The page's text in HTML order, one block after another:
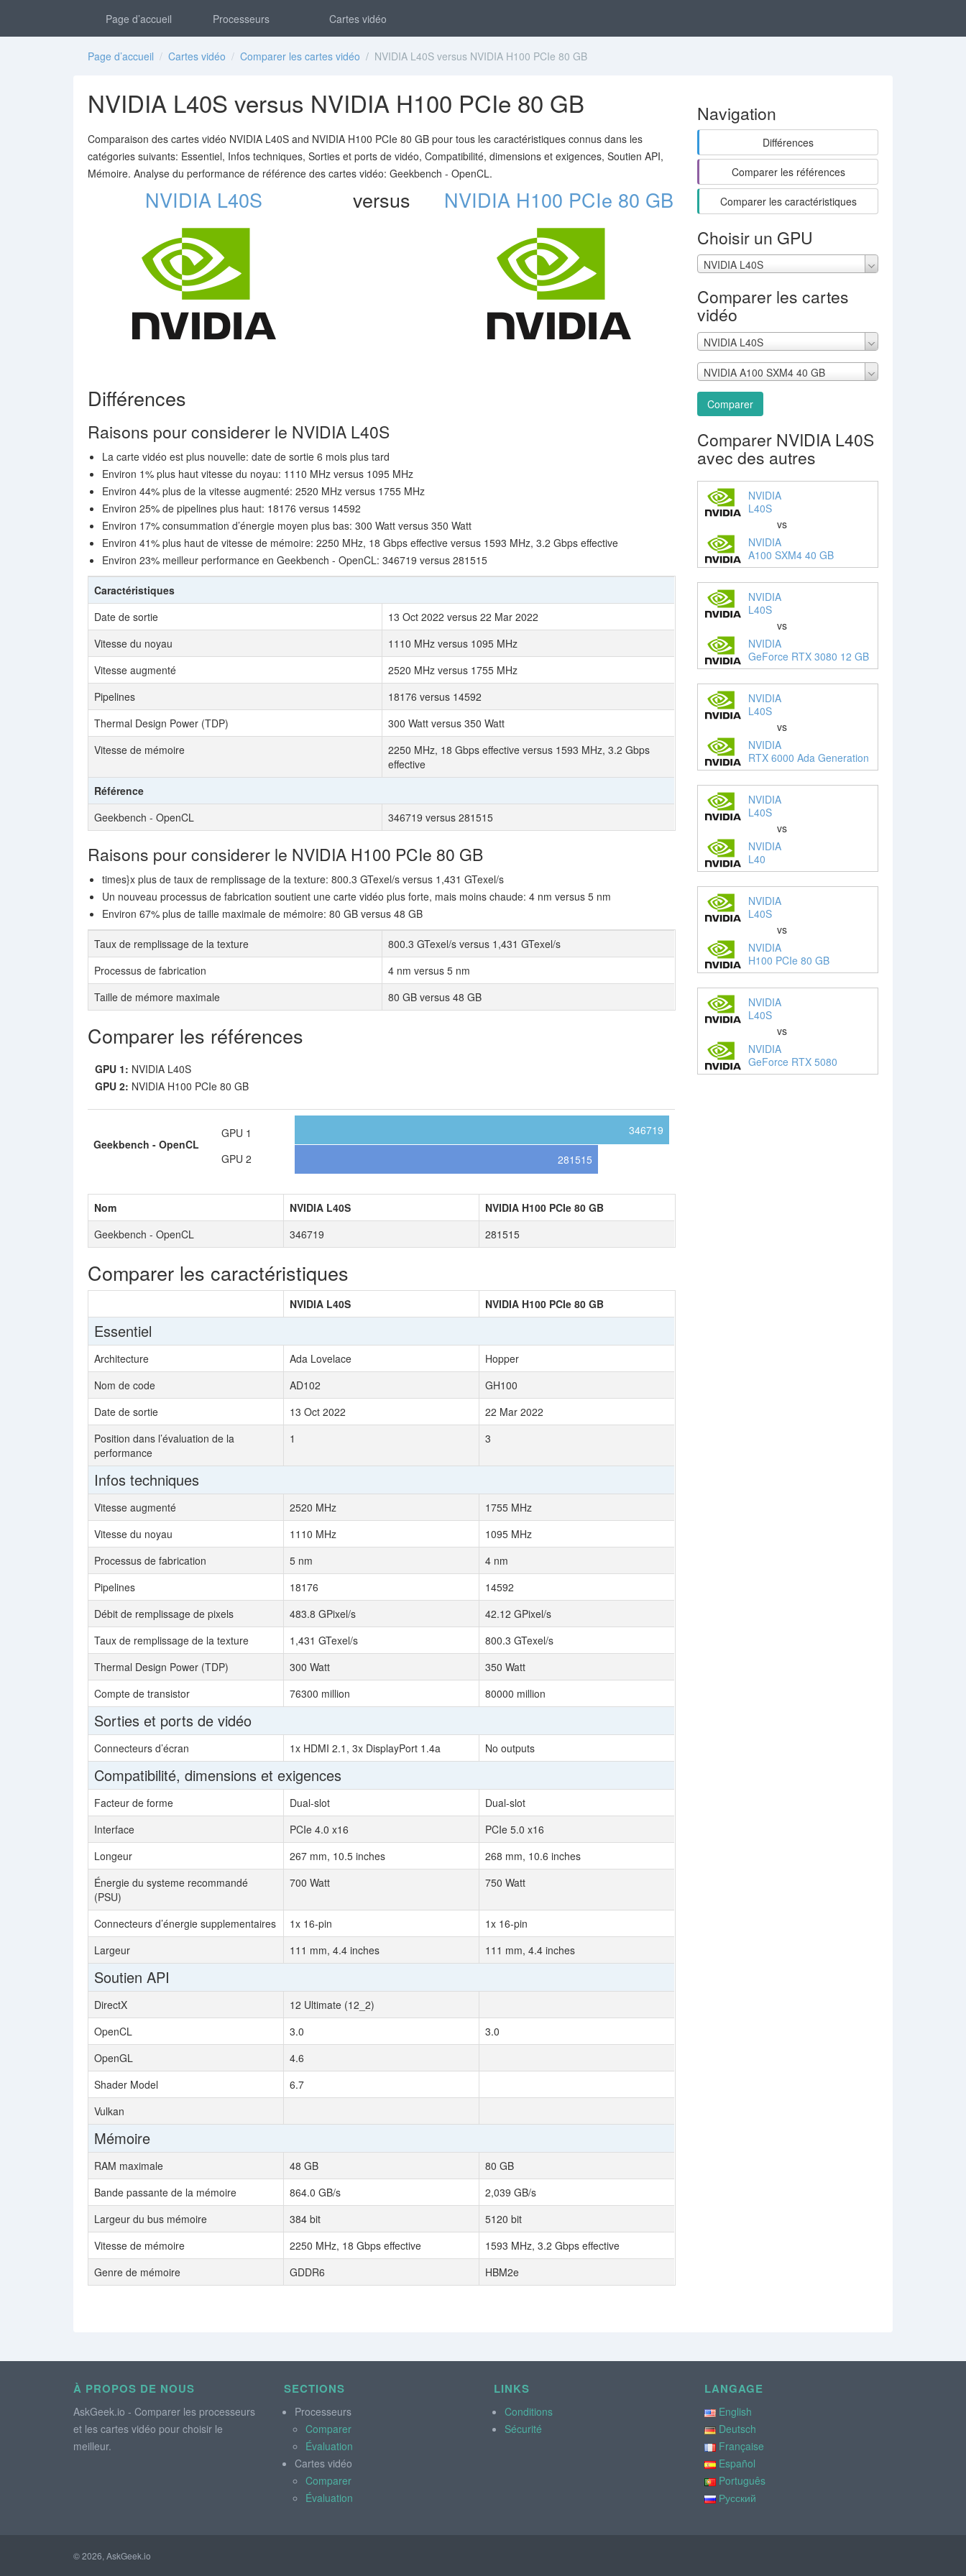
Page d’accueil Processeurs Cartes vidéo
Page d’accueil / Cartes vidéo / Comparer les cartes vidéo / NVIDIA L40S versus NVIDIA H100 PCIe 80 GB
NVIDIA L40S versus NVIDIA H100 PCIe 80 GB
Comparaison des cartes vidéo NVIDIA L40S and NVIDIA H100 PCIe 80 GB pour tous les caractéristiques connus dans les
catégories suivants: Essentiel, Infos techniques, Sorties et ports de vidéo, Compatibilité, dimensions et exigences, Soutien API,
Mémoire. Analyse du performance de référence des cartes vidéo: Geekbench - OpenCL.
NVIDIA L40S versus NVIDIA H100 PCIe 80 GB
Différences
Raisons pour considerer le NVIDIA L40S
La carte vidéo est plus nouvelle: date de sortie 6 mois plus tard
Environ 1% plus haut vitesse du noyau: 1110 MHz versus 1095 MHz
Environ 44% plus de la vitesse augmenté: 2520 MHz versus 1755 MHz
Environ 25% de pipelines plus haut: 18176 versus 14592
Environ 17% consummation d’énergie moyen plus bas: 300 Watt versus 350 Watt
Environ 41% plus haut de vitesse de mémoire: 2250 MHz, 18 Gbps effective versus 1593 MHz, 3.2 Gbps effective
Environ 23% meilleur performance en Geekbench - OpenCL: 346719 versus 281515
Caractéristiques
Date de sortie
13 Oct 2022 versus 22 Mar 2022
Vitesse du noyau
1110 MHz versus 1095 MHz
Vitesse augmenté
2520 MHz versus 1755 MHz
Pipelines
18176 versus 14592
Thermal Design Power (TDP)
300 Watt versus 350 Watt
Vitesse de mémoire
2250 MHz, 18 Gbps effective versus 1593 MHz, 3.2 Gbps
effective
Référence
Geekbench - OpenCL
346719 versus 281515
Raisons pour considerer le NVIDIA H100 PCIe 80 GB
times}x plus de taux de remplissage de la texture: 800.3 GTexel/s versus 1,431 GTexel/s
Un nouveau processus de fabrication soutient une carte vidéo plus forte, mais moins chaude: 4 nm versus 5 nm
Environ 67% plus de taille maximale de mémoire: 80 GB versus 48 GB
Taux de remplissage de la texture
800.3 GTexel/s versus 1,431 GTexel/s
Processus de fabrication
4 nm versus 5 nm
Taille de mémore maximale
80 GB versus 48 GB
Comparer les références
GPU 1: NVIDIA L40S
GPU 2: NVIDIA H100 PCIe 80 GB
Geekbench - OpenCL
GPU 1
GPU 2
346719
281515
Nom NVIDIA L40S
NVIDIA H100 PCIe 80 GB
Geekbench - OpenCL
346719 281515
Comparer les caractéristiques
NVIDIA L40S NVIDIA H100 PCIe 80 GB
Essentiel
Architecture Ada Lovelace
Hopper
Nom de code
AD102
GH100
Date de sortie
13 Oct 2022
22 Mar 2022
Position dans l’évaluation de la
performance
1 3
Infos techniques
Vitesse augmenté 2520 MHz
1755 MHz
Vitesse du noyau
1110 MHz
1095 MHz
Processus de fabrication
5 nm
4 nm
Pipelines
18176
14592
Débit de remplissage de pixels
483.8 GPixel/s
42.12 GPixel/s
Taux de remplissage de la texture
1,431 GTexel/s
800.3 GTexel/s
Thermal Design Power (TDP)
300 Watt
350 Watt
Compte de transistor
76300 million 80000 million
Sorties et ports de vidéo
Connecteurs d’écran 1x HDMI 2.1, 3x DisplayPort 1.4a No outputs
Compatibilité, dimensions et exigences
Facteur de forme Dual-slot
Dual-slot
Interface
PCIe 4.0 x16
PCIe 5.0 x16
Longeur
267 mm, 10.5 inches
268 mm, 10.6 inches
Énergie du systeme recommandé
(PSU)
700 Watt 750 Watt
Connecteurs d’énergie supplementaires 1x 16-pin
1x 16-pin
Largeur
111 mm, 4.4 inches 111 mm, 4.4 inches
Soutien API
DirectX
12 Ultimate (12_2)
OpenCL
3.0
3.0
OpenGL
4.6
Shader Model
6.7
Vulkan
Mémoire
RAM maximale 48 GB
80 GB
Bande passante de la mémoire
864.0 GB/s
2,039 GB/s
Largeur du bus mémoire
384 bit
5120 bit
Vitesse de mémoire
2250 MHz, 18 Gbps effective
1593 MHz, 3.2 Gbps effective
Genre de mémoire
GDDR6 HBM2e
Navigation
Différences
Comparer les références
Comparer les caractéristiques
Choisir un GPU
NVIDIA L40S
Comparer les cartes
vidéo
NVIDIA L40S
NVIDIA A100 SXM4 40 GB
Comparer
Comparer NVIDIA L40S
avec des autres
NVIDIA
L40S
vs
NVIDIA
A100 SXM4 40 GB
NVIDIA
L40S
vs
NVIDIA
GeForce RTX 3080 12 GB
NVIDIA
L40S
vs
NVIDIA
RTX 6000 Ada Generation
NVIDIA
L40S
vs
NVIDIA
L40
NVIDIA
L40S
vs
NVIDIA
H100 PCIe 80 GB
NVIDIA
L40S
vs
NVIDIA
GeForce RTX 5080
À PROPOS DE NOUS
AskGeek.io - Comparer les processeurs
et les cartes vidéo pour choisir le
meilleur.
SECTIONS
Processeurs
Comparer
Évaluation
Cartes vidéo
Comparer
Évaluation
LINKS
Conditions
Sécurité
LANGAGE
English
Deutsch
Française
Español
Português
Русский
© 2026, AskGeek.io